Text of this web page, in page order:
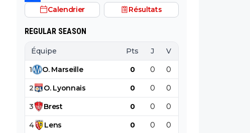
une grande partie de sa médiocrité.
Calendrier Résultats
REGULAR SEASON
Équipe Pts J V
1 O. Marseille 0 0 0
2 O. Lyonnais 0 0 0
3 Brest 0 0 0
4 Lens 0 0 0